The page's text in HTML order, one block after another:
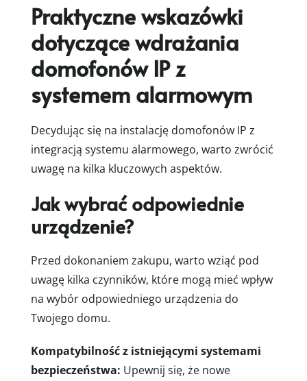
Praktyczne wskazówki
dotyczące wdrażania
domofonów IP z
systemem alarmowym
Decydując się na instalację domofonów IP z
integracją systemu alarmowego, warto zwrócić
uwagę na kilka kluczowych aspektów.
Jak wybrać odpowiednie
urządzenie?
Przed dokonaniem zakupu, warto wziąć pod
uwagę kilka czynników, które mogą mieć wpływ
na wybór odpowiedniego urządzenia do
Twojego domu.
Kompatybilność z istniejącymi systemami
bezpieczeństwa: Upewnij się, że nowe